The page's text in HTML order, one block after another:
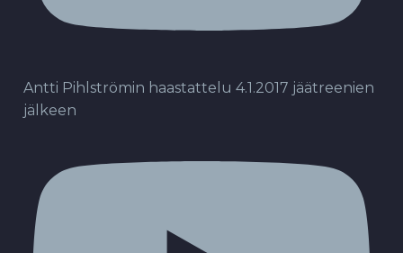
Antti Pihlströmin haastattelu 4.1.2017 jäätreenien
jälkeen